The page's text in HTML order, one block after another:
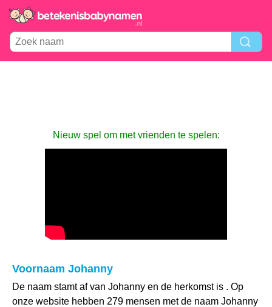
Nieuw spel om met vrienden te spelen:
Voornaam Johanny
De naam stamt af van Johanny en de herkomst is . Op
onze website hebben 279 mensen met de naam Johanny